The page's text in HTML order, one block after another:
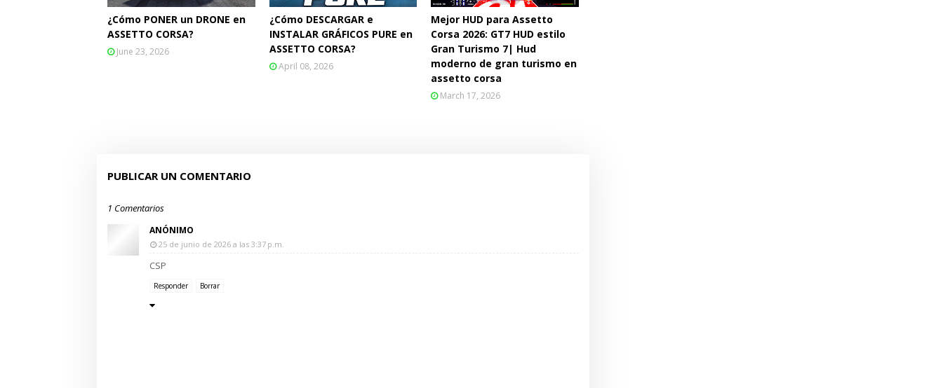
¿Cómo PONER un DRONE en
ASSETTO CORSA?
June 23, 2026
¿Cómo DESCARGAR e
INSTALAR GRÁFICOS PURE en
ASSETTO CORSA?
April 08, 2026
Mejor HUD para Assetto
Corsa 2026: GT7 HUD estilo
Gran Turismo 7| Hud
moderno de gran turismo en
assetto corsa
March 17, 2026
PUBLICAR UN COMENTARIO
1 Comentarios
ANÓNIMO
25 de junio de 2026 a las 3:37 p.m.
CSP
Responder Borrar